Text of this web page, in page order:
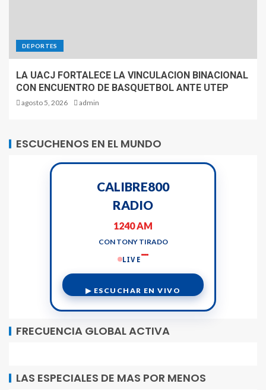
DEPORTES
LA UACJ FORTALECE LA VINCULACION BINACIONAL
CON ENCUENTRO DE BASQUETBOL ANTE UTEP
agosto 5, 2026 admin
ESCUCHENOS EN EL MUNDO
CALIBRE800
RADIO
1240 AM
CON TONY TIRADO
LIVE
▶ ESCUCHAR EN VIVO
FRECUENCIA GLOBAL ACTIVA
LAS ESPECIALES DE MAS POR MENOS